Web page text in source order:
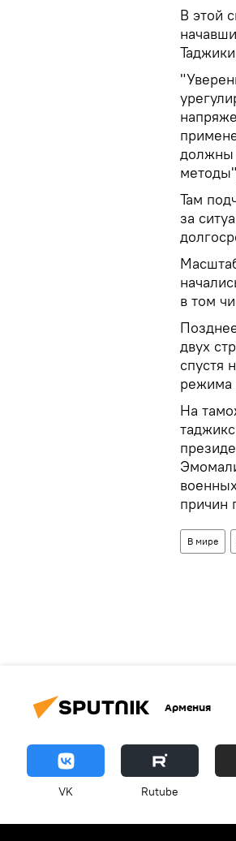
В этой
должны
Там
за
в том
двух
спустя
режима
На
причин
В мире
Армения
VK Rutube